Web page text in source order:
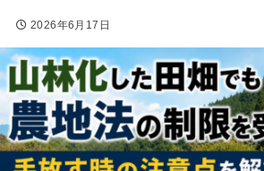
2026年6月17日